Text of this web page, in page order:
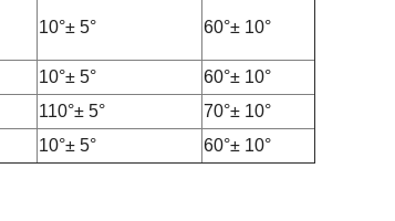
10°± 5° 60°± 10°
10°± 5°
60°± 10°
110°± 5°
70°± 10°
10°± 5° 60°± 10°